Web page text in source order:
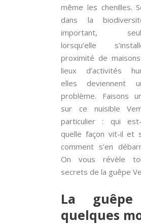
même les chenilles.
dans la
important,
lorsqu’elle
proximité de
lieux d’activités
elles deviennent
problème. Faisons
sur ce nuisible
particulier : qui
quelle façon vit-il et
comment s’en
On vous révèle
secrets de la guêpe
La
quelques